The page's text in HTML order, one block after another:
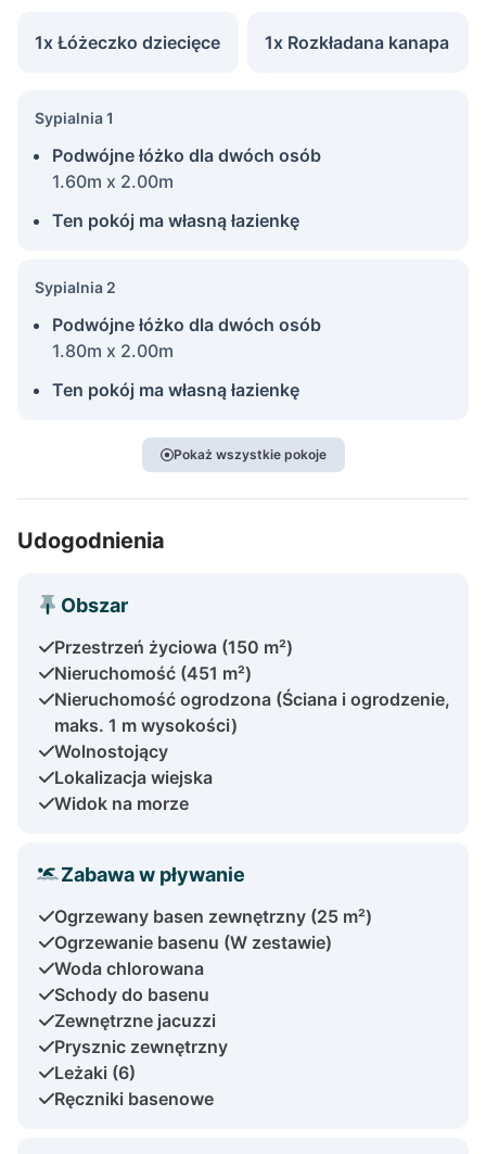
1x Łóżeczko dziecięce 1x Rozkładana kanapa
Sypialnia 1
Podwójne łóżko dla dwóch osób
1.60m x 2.00m
Ten pokój ma własną łazienkę
Sypialnia 2
Podwójne łóżko dla dwóch osób
1.80m x 2.00m
Ten pokój ma własną łazienkę
Pokaż wszystkie pokoje
Udogodnienia
Obszar
Przestrzeń życiowa (150 m²)
Nieruchomość (451 m²)
Nieruchomość ogrodzona (Ściana i ogrodzenie,
maks. 1 m wysokości)
Wolnostojący
Lokalizacja wiejska
Widok na morze
Zabawa w pływanie
Ogrzewany basen zewnętrzny (25 m²)
Ogrzewanie basenu (W zestawie)
Woda chlorowana
Schody do basenu
Zewnętrzne jacuzzi
Prysznic zewnętrzny
Leżaki (6)
Ręczniki basenowe